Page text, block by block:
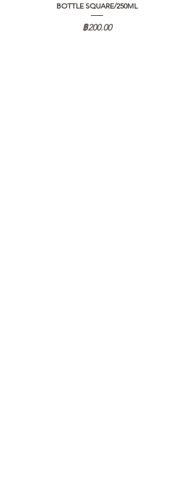
BOTTLE SQUARE/250ML
ราคา
฿200.00